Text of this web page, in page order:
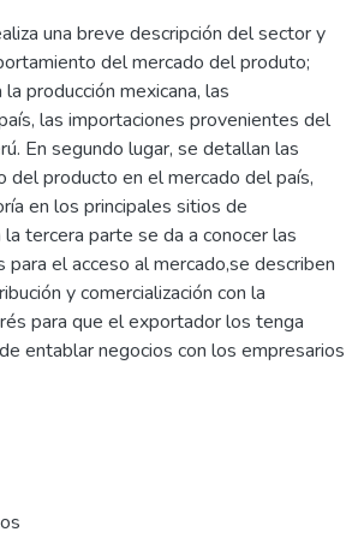
una breve descripción del sector y
del mercado del produto;
producción mexicana, las
las importaciones provenientes del
En segundo lugar, se detallan las
del producto en el mercado del país,
en los principales sitios de
la tercera parte se da a conocer las
para el acceso al mercado,se describen
y comercialización con la
para que el exportador los tenga
entablar negocios con los empresarios